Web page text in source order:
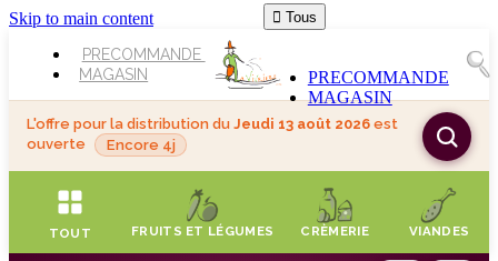
Skip to main content
PRECOMMANDE
MAGASIN
 Tous
PRECOMMANDE
MAGASIN
L'offre pour la distribution du Jeudi 13 août 2026 est
ouverte
Encore 4j
TOUT FRUITS ET LÉGUMES CRÈMERIE VIANDES